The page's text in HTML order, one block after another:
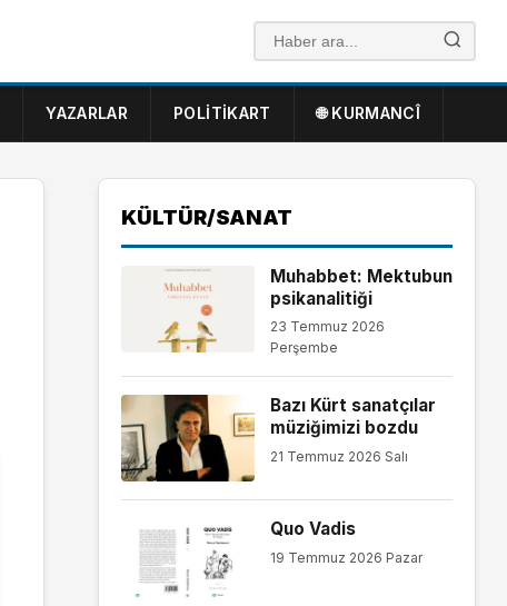
YAZARLAR POLITIKART 🌐 KURMANCÎ
KÜLTÜR/SANAT
Muhabbet: Mektubun
psikanalitiği
23 Temmuz 2026
Perşembe
Bazı Kürt sanatçılar
müziğimizi bozdu
21 Temmuz 2026 Salı
Quo Vadis
19 Temmuz 2026 Pazar